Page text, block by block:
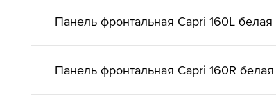
Панель фронтальная Capri 160L белая
Панель фронтальная Capri 160R белая